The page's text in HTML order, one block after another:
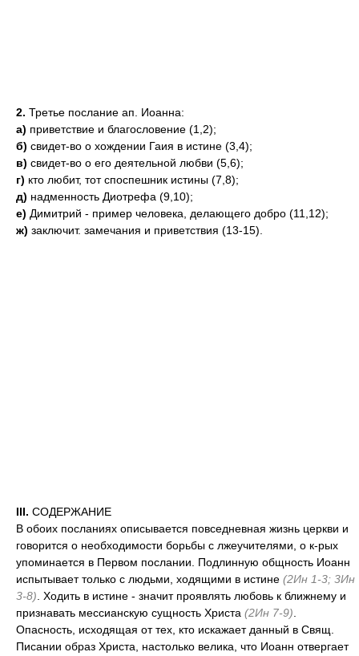
2. Третье послание ап. Иоанна:
а) приветствие и благословение (1,2);
б) свидет-во о хождении Гаия в истине (3,4);
в) свидет-во о его деятельной любви (5,6);
г) кто любит, тот споспешник истины (7,8);
д) надменность Диотрефа (9,10);
е) Димитрий - пример человека, делающего добро (11,12);
ж) заключит. замечания и приветствия (13-15).
III. СОДЕРЖАНИЕ
В обоих посланиях описывается повседневная жизнь церкви и
говорится о необходимости борьбы с лжеучителями, о к-рых
упоминается в Первом послании. Подлинную общность Иоанн
испытывает только с людьми, ходящими в истине (2Ин 1-3; 3Ин
3-8) . Ходить в истине - значит проявлять любовь к ближнему и
признавать мессианскую сущность Христа (2Ин 7-9)
Опасность, исходящая от тех, кто искажает данный в Свящ.
Писании образ Христа, настолько велика, что Иоанн отвергает